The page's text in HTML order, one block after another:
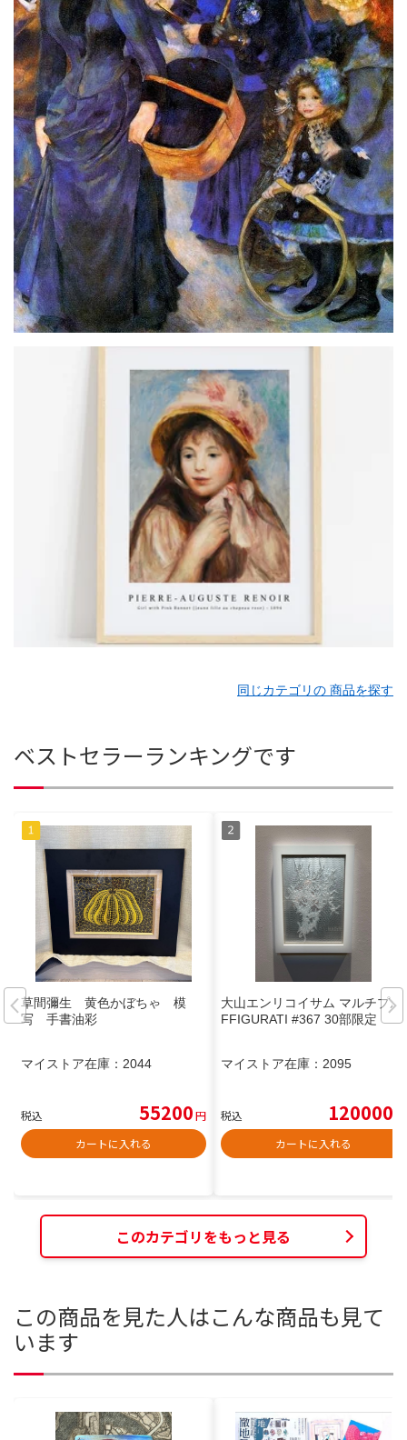
同じカテゴリの 商品を探す
ベストセラーランキングです
草間彌生 黄色かぼちゃ 模
写 手書油彩
マイストア在庫： 2044
税込 55200円
カートに入れる
大山エンリコイサム マルチプル
FFIGURATI #367 30部限定
マイストア在庫： 2095
税込 120000
カートに入れる
このカテゴリをもっと見る
この商品を見た人はこんな商品も見て
います